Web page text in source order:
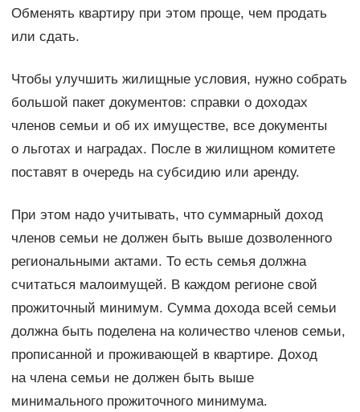
Обменять квартиру при этом проще, чем продать
или сдать.
Чтобы улучшить жилищные условия, нужно собрать
большой пакет документов: справки о доходах
членов семьи и об их имуществе, все документы
о льготах и наградах. После в жилищном комитете
поставят в очередь на субсидию или аренду.
При этом надо учитывать, что суммарный доход
членов семьи не должен быть выше дозволенного
региональными актами. То есть семья должна
считаться малоимущей. В каждом регионе свой
прожиточный минимум. Сумма дохода всей семьи
должна быть поделена на количество членов семьи,
прописанной и проживающей в квартире. Доход
на члена семьи не должен быть выше
минимального прожиточного минимума.